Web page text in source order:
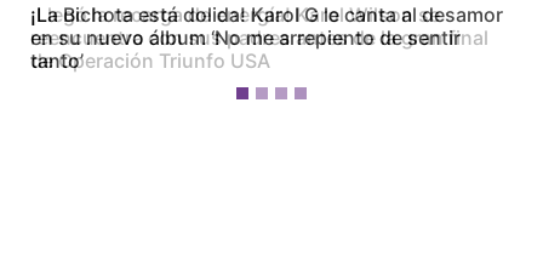
¡La Bichota está dolida! Karol G le canta al desamor
en su nuevo álbum ‘No me arrepiento de sentir
tanto’